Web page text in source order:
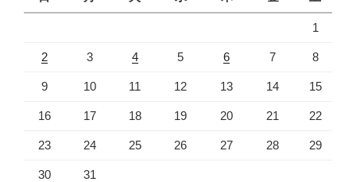
1
2 3 4 5 6 7 8
9 10 11 12 13 14 15
16 17 18 19 20 21 22
23 24 25 26 27 28 29
30 31